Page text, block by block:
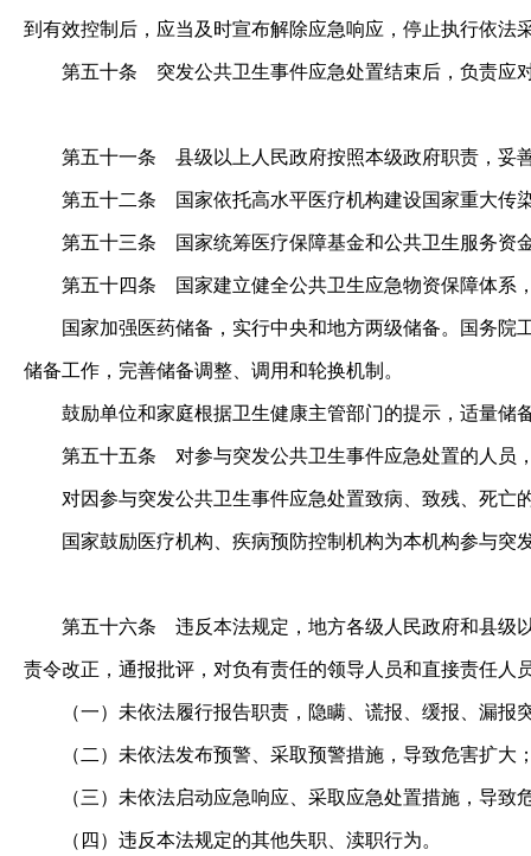
到有效控制后，应当及时宣布解除应急响应，停止执行依法
第五十条 突发公共卫生事件应急处置结束后，负责应
第五十一条 县级以上人民政府按照本级政府职责，妥
第五十二条 国家依托高水平医疗机构建设国家重大传
第五十三条 国家统筹医疗保障基金和公共卫生服务资
第五十四条 国家建立健全公共卫生应急物资保障体系
国家加强医药储备，实行中央和地方两级储备。国务院
储备工作，完善储备调整、调用和轮换机制。
鼓励单位和家庭根据卫生健康主管部门的提示，适量储
第五十五条 对参与突发公共卫生事件应急处置的人员
对因参与突发公共卫生事件应急处置致病、致残、死亡
国家鼓励医疗机构、疾病预防控制机构为本机构参与突
第五十六条 违反本法规定，地方各级人民政府和县级
责令改正，通报批评，对负有责任的领导人员和直接责任人
（一）未依法履行报告职责，隐瞒、谎报、缓报、漏报
（二）未依法发布预警、采取预警措施，导致危害扩大
（三）未依法启动应急响应、采取应急处置措施，导致
（四）违反本法规定的其他失职、渎职行为。